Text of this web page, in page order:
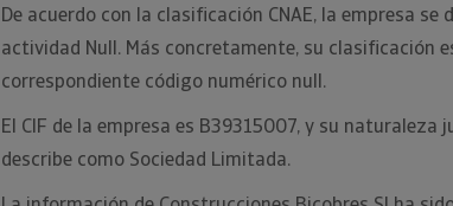
De acuerdo con la clasificación CNAE, la empresa se
actividad Null. Más concretamente, su clasificación
correspondiente código numérico null.
El CIF de la empresa es B39315007, y su naturaleza
describe como Sociedad Limitada.